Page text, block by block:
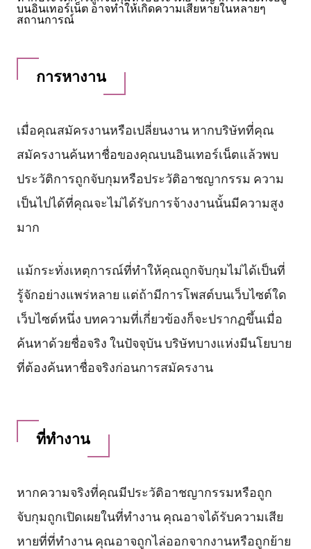
บนอินเทอร์เน็ต อาจทำให้เกิดความเสียหายในหลายๆ
สถานการณ์
การหางาน
เมื่อคุณสมัครงานหรือเปลี่ยนงาน หากบริษัทที่คุณ
สมัครงานค้นหาชื่อของคุณบนอินเทอร์เน็ตแล้วพบ
ประวัติการถูกจับกุมหรือประวัติอาชญากรรม ความ
เป็นไปได้ที่คุณจะไม่ได้รับการจ้างงานนั้นมีความสูง
มาก
แม้กระทั่งเหตุการณ์ที่ทำให้คุณถูกจับกุมไม่ได้เป็นที่
รู้จักอย่างแพร่หลาย แต่ถ้ามีการโพสต์บนเว็บไซต์ใด
เว็บไซต์หนึ่ง บทความที่เกี่ยวข้องก็จะปรากฏขึ้นเมื่อ
ค้นหาด้วยชื่อจริง ในปัจจุบัน บริษัทบางแห่งมีนโยบาย
ที่ต้องค้นหาชื่อจริงก่อนการสมัครงาน
ที่ทำงาน
หากความจริงที่คุณมีประวัติอาชญากรรมหรือถูก
จับกุมถูกเปิดเผยในที่ทำงาน คุณอาจได้รับความเสีย
หายที่ที่ทำงาน คุณอาจถูกไล่ออกจากงานหรือถูกย้าย